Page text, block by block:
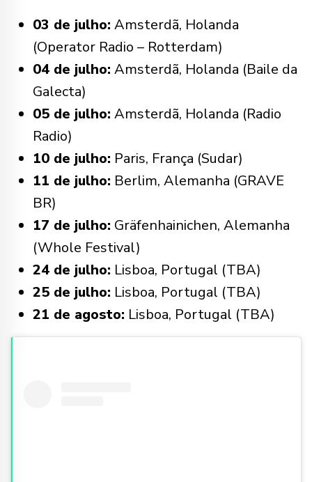
03 de julho: Amsterdã, Holanda
(Operator Radio – Rotterdam)
04 de julho: Amsterdã, Holanda (Baile da
Galecta)
05 de julho: Amsterdã, Holanda (Radio
Radio)
10 de julho: Paris, França (Sudar)
11 de julho: Berlim, Alemanha (GRAVE
BR)
17 de julho: Gräfenhainichen, Alemanha
(Whole Festival)
24 de julho: Lisboa, Portugal (TBA)
25 de julho: Lisboa, Portugal (TBA)
21 de agosto: Lisboa, Portugal (TBA)